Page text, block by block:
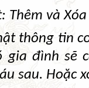
Thêm và
thông tin
gia đình sẽ
sau. Hoặc